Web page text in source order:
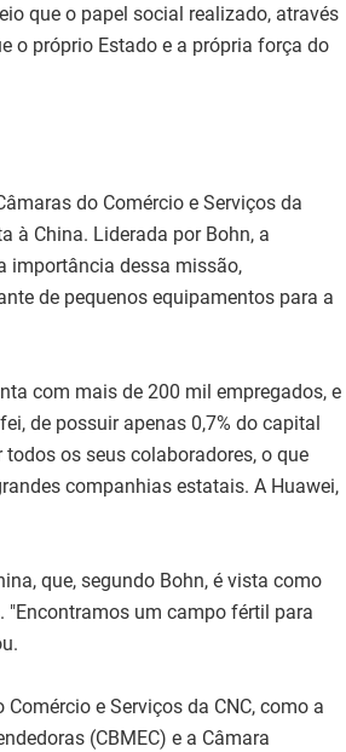
que o papel social realizado, através
o próprio Estado e a própria força do
do Comércio e Serviços da
à China. Liderada por Bohn, a
importância dessa missão,
de pequenos equipamentos para a
com mais de 200 mil empregados, e
de possuir apenas 0,7% do capital
os seus colaboradores, o que
companhias estatais. A Huawei,
que, segundo Bohn, é vista como
um campo fértil para
e Serviços da CNC, como a
(CBMEC) e a Câmara